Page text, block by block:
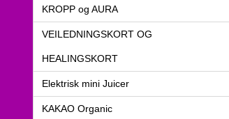
KROPP og AURA
VEILEDNINGSKORT OG
HEALINGSKORT
Elektrisk mini Juicer
KAKAO Organic